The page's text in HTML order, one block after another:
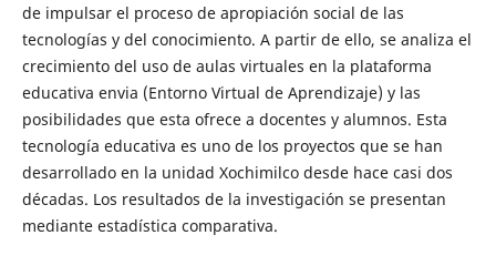
de impulsar el proceso de apropiación social de las
tecnologías y del conocimiento. A partir de ello, se analiza el
crecimiento del uso de aulas virtuales en la plataforma
educativa envia (Entorno Virtual de Aprendizaje) y las
posibilidades que esta ofrece a docentes y alumnos. Esta
tecnología educativa es uno de los proyectos que se han
desarrollado en la unidad Xochimilco desde hace casi dos
décadas. Los resultados de la investigación se presentan
mediante estadística comparativa.